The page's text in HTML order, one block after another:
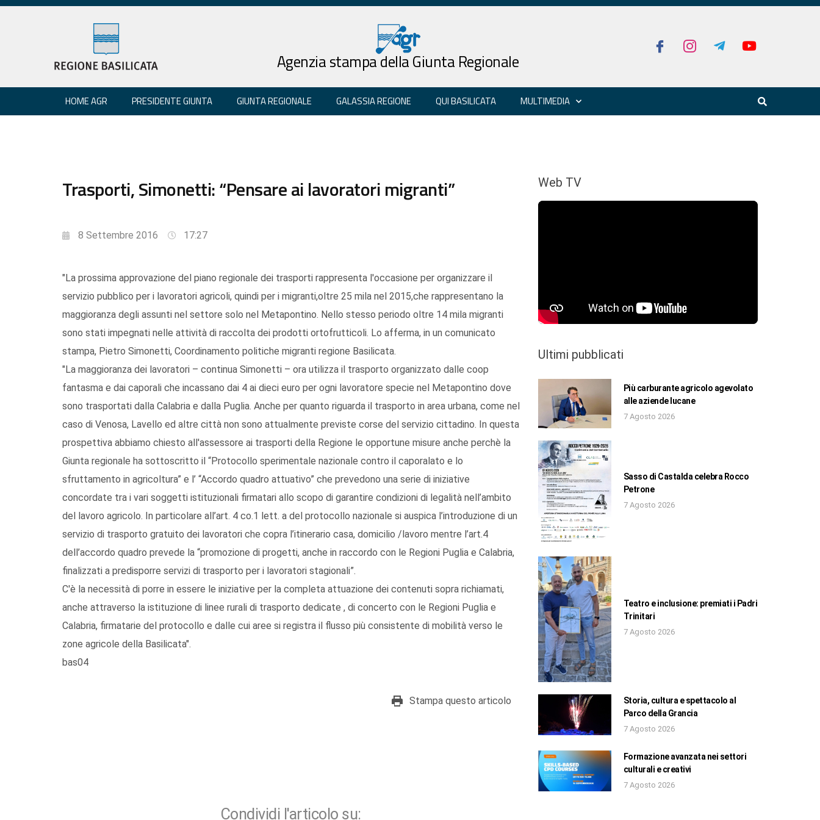
Agenzia stampa della Giunta Regionale
HOME AGR PRESIDENTE GIUNTA GIUNTA REGIONALE GALASSIA REGIONE QUI BASILICATA MULTIMEDIA
Trasporti, Simonetti: “Pensare ai lavoratori migranti”
8 Settembre 2016 17:27
"La prossima approvazione del piano regionale dei trasporti rappresenta l'occasione per organizzare il
servizio pubblico per i lavoratori agricoli, quindi per i migranti,oltre 25 mila nel 2015,che rappresentano la
maggioranza degli assunti nel settore solo nel Metapontino. Nello stesso periodo oltre 14 mila migranti
sono stati impegnati nelle attività di raccolta dei prodotti ortofrutticoli. Lo afferma, in un comunicato
stampa, Pietro Simonetti, Coordinamento politiche migranti regione Basilicata.
"La maggioranza dei lavoratori – continua Simonetti – ora utilizza il trasporto organizzato dalle coop
fantasma e dai caporali che incassano dai 4 ai dieci euro per ogni lavoratore specie nel Metapontino dove
sono trasportati dalla Calabria e dalla Puglia. Anche per quanto riguarda il trasporto in area urbana, come nel
caso di Venosa, Lavello ed altre città non sono attualmente previste corse del servizio cittadino. In questa
prospettiva abbiamo chiesto all'assessore ai trasporti della Regione le opportune misure anche perchè la
Giunta regionale ha sottoscritto il “Protocollo sperimentale nazionale contro il caporalato e lo
sfruttamento in agricoltura” e l’ “Accordo quadro attuativo” che prevedono una serie di iniziative
concordate tra i vari soggetti istituzionali firmatari allo scopo di garantire condizioni di legalità nell’ambito
del lavoro agricolo. In particolare all’art. 4 co.1 lett. a del protocollo nazionale si auspica l’introduzione di un
servizio di trasporto gratuito dei lavoratori che copra l’itinerario casa, domicilio /lavoro mentre l’art.4
dell’accordo quadro prevede la “promozione di progetti, anche in raccordo con le Regioni Puglia e Calabria,
finalizzati a predisporre servizi di trasporto per i lavoratori stagionali”.
C'è la necessità di porre in essere le iniziative per la completa attuazione dei contenuti sopra richiamati,
anche attraverso la istituzione di linee rurali di trasporto dedicate , di concerto con le Regioni Puglia e
Calabria, firmatarie del protocollo e dalle cui aree si registra il flusso più consistente di mobilità verso le
zone agricole della Basilicata".
bas04
Stampa questo articolo
Condividi l'articolo su:
Web TV
Ultimi pubblicati
Più carburante agricolo agevolato
alle aziende lucane
7 Agosto 2026
Sasso di Castalda celebra Rocco
Petrone
7 Agosto 2026
Teatro e inclusione: premiati i Padri
Trinitari
7 Agosto 2026
Storia, cultura e spettacolo al
Parco della Grancia
7 Agosto 2026
Formazione avanzata nei settori
culturali e creativi
7 Agosto 2026